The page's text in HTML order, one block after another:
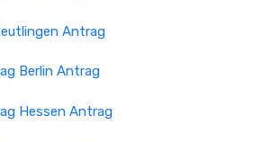
Antrag
Berlin Antrag
Hessen Antrag